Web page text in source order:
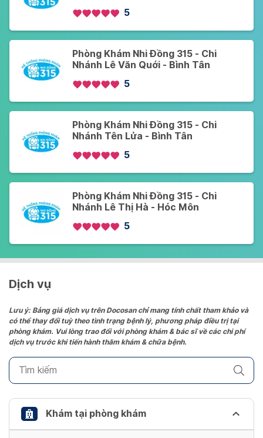
5
Phòng Khám Nhi Đồng 315 - Chi
Nhánh Lê Văn Quới - Bình Tân
5
Phòng Khám Nhi Đồng 315 - Chi
Nhánh Tên Lửa - Bình Tân
5
Phòng Khám Nhi Đồng 315 - Chi
Nhánh Lê Thị Hà - Hóc Môn
5
Dịch vụ
Lưu ý: Bảng giá dịch vụ trên Docosan chỉ mang tính chất tham khảo và
có thể thay đổi tuỳ theo tình trạng bệnh lý, phương pháp điều trị tại
phòng khám. Vui lòng trao đổi với phòng khám & bác sĩ về các chi phí
dịch vụ trước khi tiến hành thăm khám & chữa bệnh.
Khám tại phòng khám